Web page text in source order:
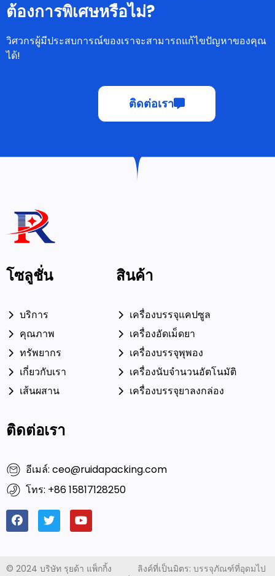
ต้องการพิเศษหรือไม่?
วิศวกรผู้มีประสบการณ์ของเราจะสามารถแก้ไขปัญหาของคุณ
ได้!
ติดต่อเรา
โซลูชั่น
บริการ
คุณภาพ
ทรัพยากร
เกี่ยวกับเรา
เส้นผสาน
สินค้า
เครื่องบรรจุแคปซูล
เครื่องอัดเม็ดยา
เครื่องบรรจุพุพอง
เครื่องนับจำนวนอัตโนมัติ
เครื่องบรรจุยาลงกล่อง
ติดต่อเรา
อีเมล์: ceo@ruidapacking.com
โทร: +86 15817128250
© 2024 บริษัท รุยด้า แพ็กกิ้ง
ลิงค์ที่เป็นมิตร: บรรจุภัณฑ์ที่อุดมไป